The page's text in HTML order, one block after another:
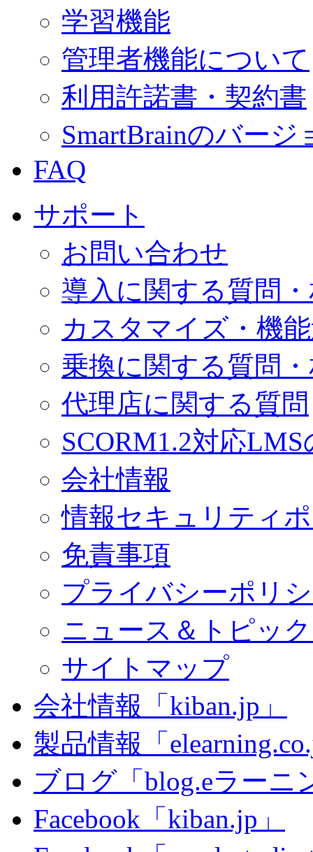
学習機能
管理者機能について
利用許諾書・契約書
SmartBrainのバー
FAQ
サポート
お問い合わせ
導入に関する質問
カスタマイズ・機
乗換に関する質問
代理店に関する質問
SCORM1.2対応
会社情報
情報セキュリティ
免責事項
プライバシーポリ
ニュース＆トピッ
サイトマップ
会社情報「kiban.jp」
製品情報「
ブログ「blog.eラーニ
Facebook「kiban.jp」